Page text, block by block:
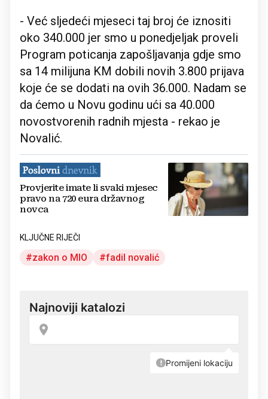
- Već sljedeći mjeseci taj broj će iznositi
oko 340.000 jer smo u ponedjeljak proveli
Program poticanja zapošljavanja gdje smo
sa 14 milijuna KM dobili novih 3.800 prijava
koje će se dodati na ovih 36.000. Nadam se
da ćemo u Novu godinu ući sa 40.000
novostvorenih radnih mjesta - rekao je
Novalić.
Provjerite imate li svaki mjesec
pravo na 720 eura državnog
novca
KLJUČNE RIJEČI
zakon o MIO fadil novalić